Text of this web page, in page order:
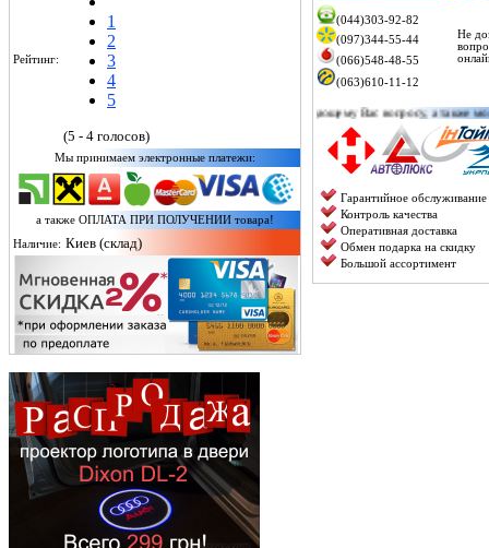
Рейтинг:
1
2
3
4
5
(5 - 4 голосов)
Мы принимаем электронные платежи:
а также ОПЛАТА ПРИ ПОЛУЧЕНИИ товара!
Наличие: Киев (склад)
(044)303-92-82
(097)344-55-44
(066)548-48-55
(063)610-11-12
Не
по любому интересующему Вас вопросу, а также можете уточнить наличие
Гарантийное обслуживание
Контроль качества
Оперативная доставка
Обмен подарка на скидку
Большой ассортимент